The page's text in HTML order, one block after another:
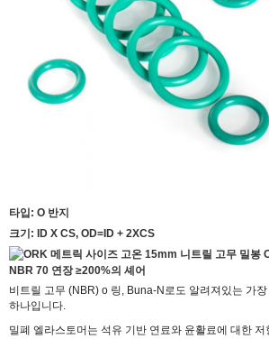
타입: O 반지
크기: ID X CS, OD=ID + 2XCS
비트릴 고무 (NBR) o 링, Buna-N로도 알려져있는 가
하나입니다.
밀폐 엘라스토머는 석유 기반 연료와 윤활료에 대한 저